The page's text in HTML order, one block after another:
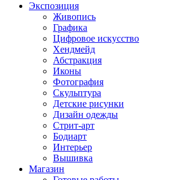
Экспозиция
Живопись
Графика
Цифровое искусство
Хендмейд
Абстракция
Иконы
Фотография
Скульптура
Детские рисунки
Дизайн одежды
Стрит-арт
Бодиарт
Интерьер
Вышивка
Магазин